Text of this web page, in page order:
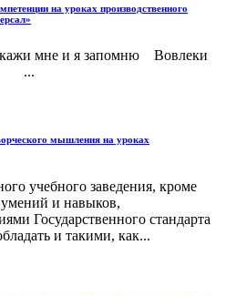
на уроках производственного
мне и я запомню Вовлеки
...
мышления на уроках
учебного заведения, кроме
и навыков,
Государственного стандарта
и такими, как...